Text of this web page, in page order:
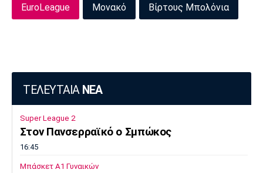
EuroLeague Μονακό Βίρτους Μπολόνια
ΤΕΛΕΥΤΑΙΑ ΝΕΑ
Super League 2
Στον Πανσερραϊκό ο Σμπώκος
16:45
Μπάσκετ Α1 Γυναικών